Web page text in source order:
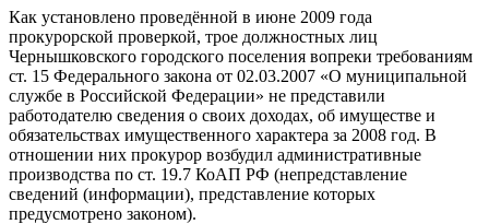
Как установлено проведённой в июне 2009 года
прокурорской проверкой, трое должностных лиц
Чернышковского городского поселения вопреки требованиям
ст. 15 Федерального закона от 02.03.2007 «О муниципальной
службе в Российской Федерации» не представили
работодателю сведения о своих доходах, об имуществе и
обязательствах имущественного характера за 2008 год. В
отношении них прокурор возбудил административные
производства по ст. 19.7 КоАП РФ (непредставление
сведений (информации), представление которых
предусмотрено законом).